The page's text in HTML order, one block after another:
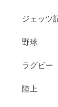
ジェッツ
野球
ラグビー
陸上